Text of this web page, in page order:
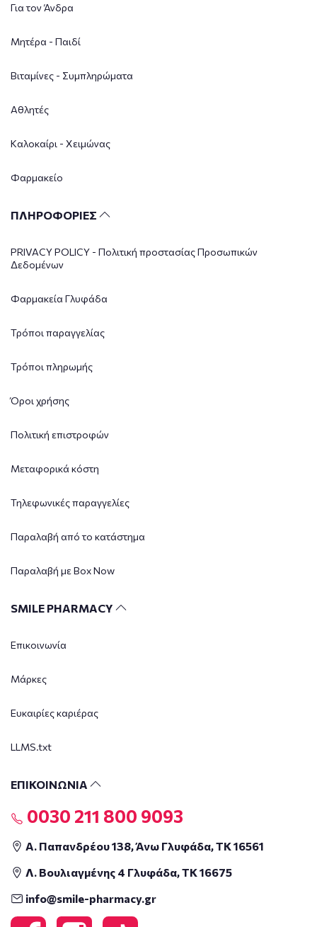
Για τον Άνδρα
Μητέρα - Παιδί
Βιταμίνες - Συμπληρώματα
Αθλητές
Καλοκαίρι - Χειμώνας
Φαρμακείο
ΠΛΗΡΟΦΟΡΙΕΣ
PRIVACY POLICY - Πολιτική προστασίας Προσωπικών
Δεδομένων
Φαρμακεία Γλυφάδα
Τρόποι παραγγελίας
Τρόποι πληρωμής
Όροι χρήσης
Πολιτική επιστροφών
Μεταφορικά κόστη
Τηλεφωνικές παραγγελίες
Παραλαβή από το κατάστημα
Παραλαβή με Box Now
SMILE PHARMACY
Επικοινωνία
Μάρκες
Ευκαιρίες καριέρας
LLMS.txt
ΕΠΙΚΟΙΝΩΝΙΑ
0030 211 800 9093
Α. Παπανδρέου 138, Άνω Γλυφάδα, ΤΚ 16561
Λ. Βουλιαγμένης 4 Γλυφάδα, ΤΚ 16675
info@smile-pharmacy.gr